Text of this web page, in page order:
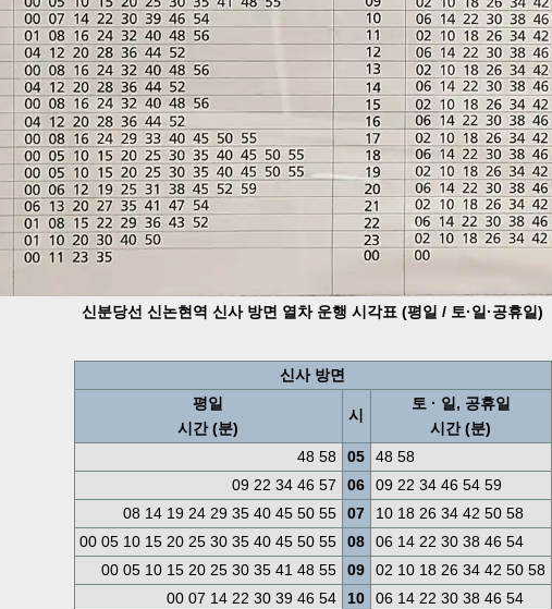
신분당선 신논현역 신사 방면 열차 운행 시각표 (평일 / 토·일·공휴일)
신사 방면
평일
시간 (분)
시
토 · 일, 공휴일
시간 (분)
48 58
05
48 58
09 22 34 46 57
06
09 22 34 46 54 59
08 14 19 24 29 35 40 45 50 55
07
10 18 26 34 42 50 58
00 05 10 15 20 25 30 35 40 45 50 55
08
06 14 22 30 38 46 54
00 05 10 15 20 25 30 35 41 48 55
09
02 10 18 26 34 42 50 58
00 07 14 22 30 39 46 54
10
06 14 22 30 38 46 54